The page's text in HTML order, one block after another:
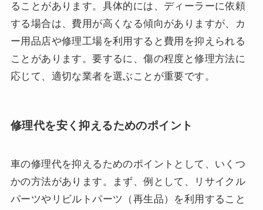
ることがあります。具体的には、ディーラーに依頼
する場合は、費用が高くなる傾向がありますが、カ
ー用品店や修理工場を利用すると費用を抑えられる
ことがあります。要するに、傷の程度と修理方法に
応じて、適切な業者を選ぶことが重要です。
修理代を安く抑えるためのポイント
車の修理代を抑えるためのポイントとして、いくつ
かの方法があります。まず、例として、リサイクル
パーツやリビルトパーツ（再生品）を利用すること